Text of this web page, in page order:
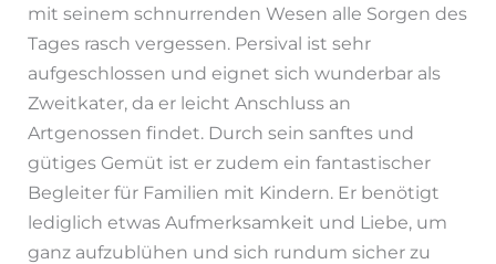
mit seinem schnurrenden Wesen alle Sorgen des
Tages rasch vergessen. Persival ist sehr
aufgeschlossen und eignet sich wunderbar als
Zweitkater, da er leicht Anschluss an
Artgenossen findet. Durch sein sanftes und
gütiges Gemüt ist er zudem ein fantastischer
Begleiter für Familien mit Kindern. Er benötigt
lediglich etwas Aufmerksamkeit und Liebe, um
ganz aufzublühen und sich rundum sicher zu